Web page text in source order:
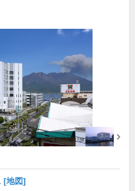
[地図]